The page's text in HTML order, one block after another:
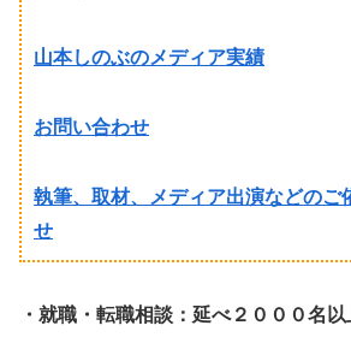
山本しのぶのメディア実績
お問い合わせ
執筆、取材、メディア出演などのご
せ
・就職・転職相談：延べ２０００名以